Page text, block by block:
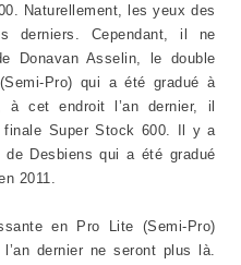
Naturellement, les yeux des
derniers. Cependant, il ne
Donavan Asselin, le double
Pro) qui a été gradué à
à cet endroit l’an dernier, il
finale Super Stock 600. Il y a
de Desbiens qui a été gradué
2011.
en Pro Lite (Semi-Pro)
dernier ne seront plus là.